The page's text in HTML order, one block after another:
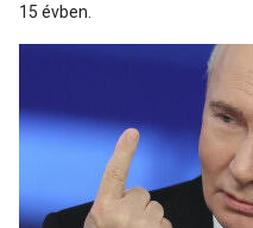
15 évben.